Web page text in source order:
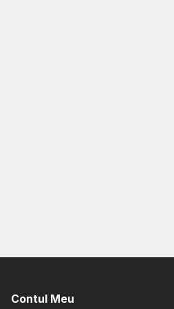
Contul Meu